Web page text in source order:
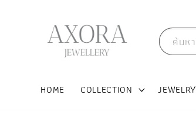
ค้นหา
HOME COLLECTION JEWELRY